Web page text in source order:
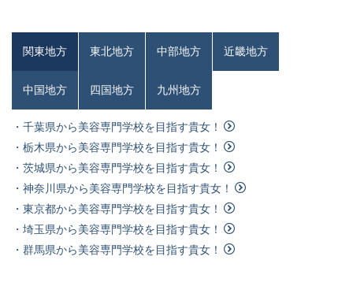
関東地方 東北地方 中部地方 近畿地方
中国地方 四国地方 九州地方
・千葉県から美容専門学校を目指す貴女！
・栃木県から美容専門学校を目指す貴女！
・茨城県から美容専門学校を目指す貴女！
・神奈川県から美容専門学校を目指す貴女！
・東京都から美容専門学校を目指す貴女！
・埼玉県から美容専門学校を目指す貴女！
・群馬県から美容専門学校を目指す貴女！